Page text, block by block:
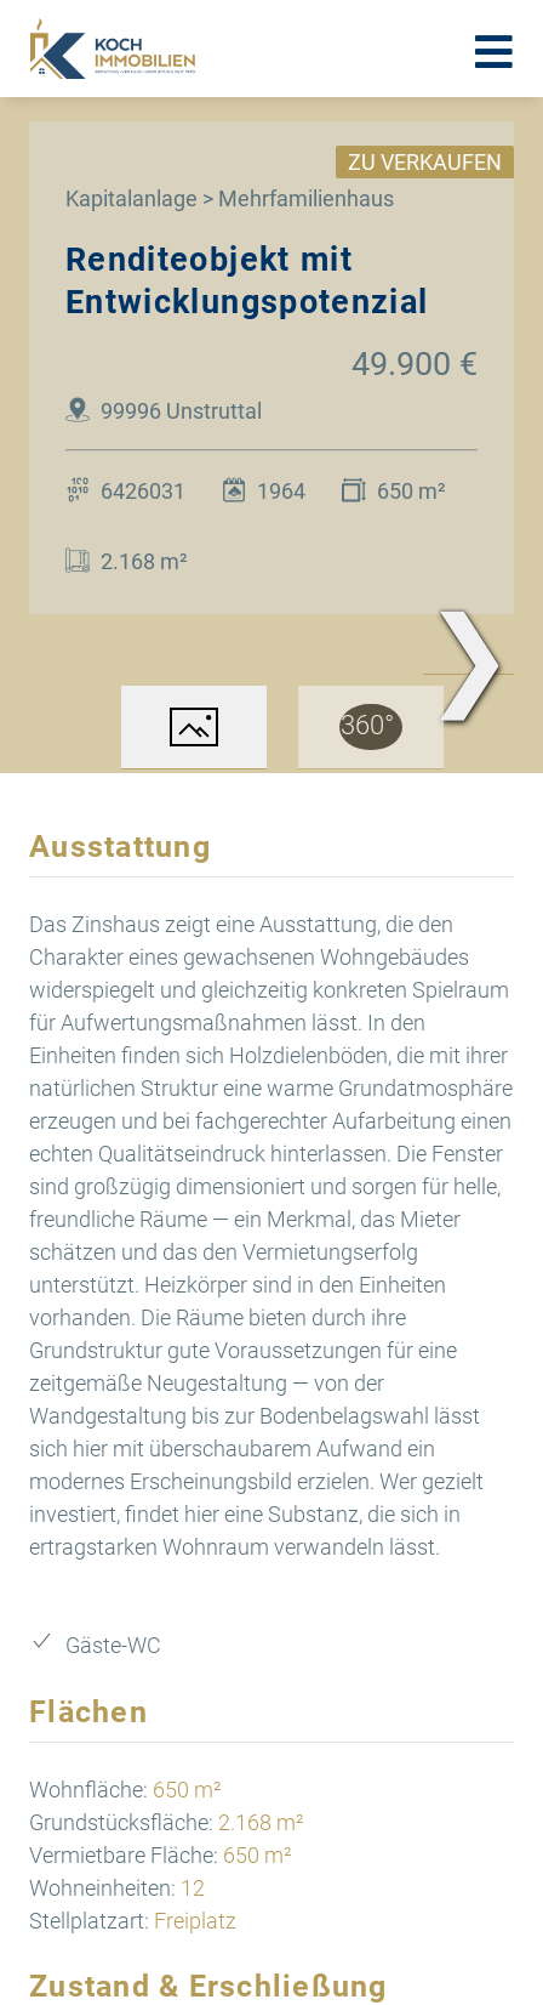
Kapitalanlage > Mehrfamilienhaus
ZU VERKAUFEN
Renditeobjekt mit
Entwicklungspotenzial
99996 Unstruttal
49.900 €
6426031 1964 650 m²
2.168 m²
❯
Ausstattung
Das Zinshaus zeigt eine Ausstattung, die den
Charakter eines gewachsenen Wohngebäudes
widerspiegelt und gleichzeitig konkreten Spielraum
für Aufwertungsmaßnahmen lässt. In den
Einheiten finden sich Holzdielenböden, die mit ihrer
natürlichen Struktur eine warme Grundatmosphäre
erzeugen und bei fachgerechter Aufarbeitung einen
echten Qualitätseindruck hinterlassen. Die Fenster
sind großzügig dimensioniert und sorgen für helle,
freundliche Räume — ein Merkmal, das Mieter
schätzen und das den Vermietungserfolg
unterstützt. Heizkörper sind in den Einheiten
vorhanden. Die Räume bieten durch ihre
Grundstruktur gute Voraussetzungen für eine
zeitgemäße Neugestaltung — von der
Wandgestaltung bis zur Bodenbelagswahl lässt
sich hier mit überschaubarem Aufwand ein
modernes Erscheinungsbild erzielen. Wer gezielt
investiert, findet hier eine Substanz, die sich in
ertragstarken Wohnraum verwandeln lässt.
Gäste-WC
Flächen
Wohnfläche: 650 m²
Grundstücksfläche: 2.168 m²
Vermietbare Fläche: 650 m²
Wohneinheiten: 12
Stellplatzart: Freiplatz
Zustand & Erschließung